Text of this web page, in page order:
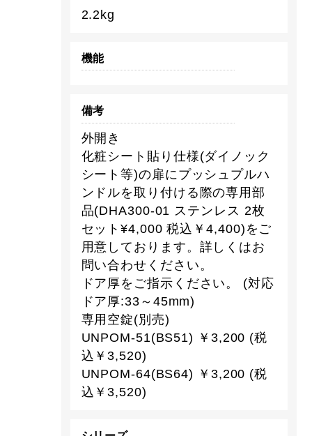
2.2kg
機能
備考
外開き
化粧シート貼り仕様(ダイノック
シート等)の扉にプッシュプルハ
ンドルを取り付ける際の専用部
品(DHA300-01 ステンレス 2枚
セット¥4,000 税込￥4,400)をご
用意しております。詳しくはお
問い合わせください。
ドア厚をご指示ください。 (対応
ドア厚:33～45mm)
専用空錠(別売)
UNPOM-51(BS51) ￥3,200 (税
込￥3,520)
UNPOM-64(BS64) ￥3,200 (税
込￥3,520)